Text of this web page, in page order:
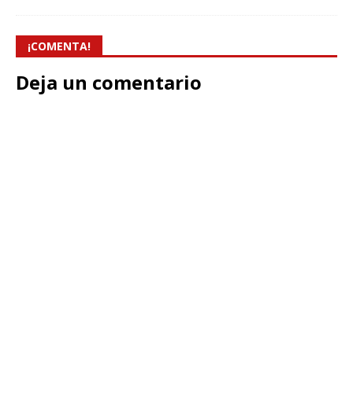
¡COMENTA!
Deja un comentario